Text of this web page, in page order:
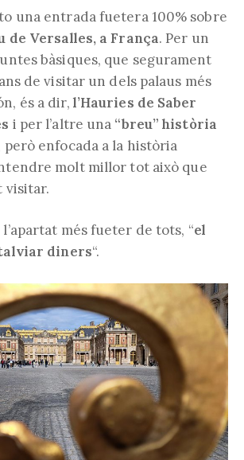
una entrada fuetera 100% sobre
de Versalles, a França. Per un
bàsiques, que segurament
de visitar un dels palaus més
és a dir,l’Hauries de Saber
i per l’altre una “breu” història
però enfocada a la història
molt millor tot això que
visitar.
més fueter de tots, “el
diners“.